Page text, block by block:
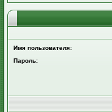
Имя пользователя:
Пароль: